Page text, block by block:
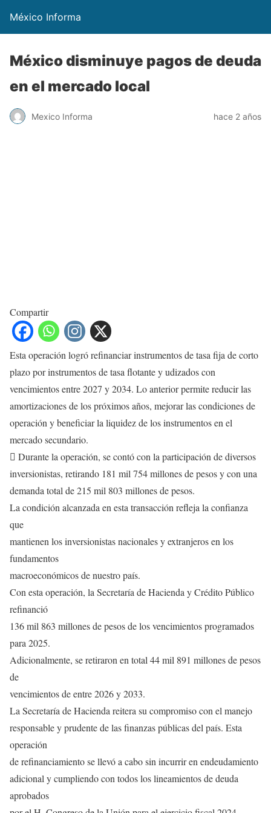
México Informa
México disminuye pagos de deuda
en el mercado local
Mexico Informa hace 2 años
Compartir
Esta operación logró refinanciar instrumentos de tasa fija de corto
plazo por instrumentos de tasa flotante y udizados con
vencimientos entre 2027 y 2034. Lo anterior permite reducir las
amortizaciones de los próximos años, mejorar las condiciones de
operación y beneficiar la liquidez de los instrumentos en el
mercado secundario.
 Durante la operación, se contó con la participación de diversos
inversionistas, retirando 181 mil 754 millones de pesos y con una
demanda total de 215 mil 803 millones de pesos.
La condición alcanzada en esta transacción refleja la confianza
que
mantienen los inversionistas nacionales y extranjeros en los
fundamentos
macroeconómicos de nuestro país.
Con esta operación, la Secretaría de Hacienda y Crédito Público
refinanció
136 mil 863 millones de pesos de los vencimientos programados
para 2025.
Adicionalmente, se retiraron en total 44 mil 891 millones de pesos
de
vencimientos de entre 2026 y 2033.
La Secretaría de Hacienda reitera su compromiso con el manejo
responsable y prudente de las finanzas públicas del país. Esta
operación
de refinanciamiento se llevó a cabo sin incurrir en endeudamiento
adicional y cumpliendo con todos los lineamientos de deuda
aprobados